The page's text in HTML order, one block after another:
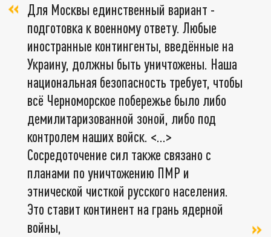
Для Москвы единственный вариант -
подготовка к военному ответу. Любые
иностранные контингенты, введённые на
Украину, должны быть уничтожены. Наша
национальная безопасность требует, чтобы
всё Черноморское побережье было либо
демилитаризованной зоной, либо под
контролем наших войск. <…>
Сосредоточение сил также связано с
планами по уничтожению ПМР и
этнической чисткой русского населения.
Это ставит континент на грань ядерной
войны,